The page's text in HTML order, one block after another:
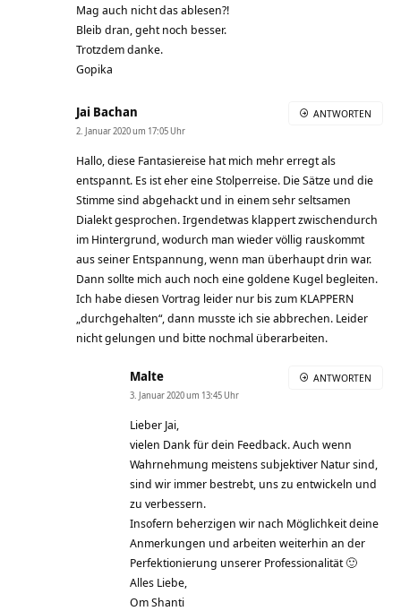
Mag auch nicht das ablesen?!
Bleib dran, geht noch besser.
Trotzdem danke.
Gopika
Jai Bachan
2. Januar 2020 um 17:05 Uhr
Hallo, diese Fantasiereise hat mich mehr erregt als
entspannt. Es ist eher eine Stolperreise. Die Sätze und die
Stimme sind abgehackt und in einem sehr seltsamen
Dialekt gesprochen. Irgendetwas klappert zwischendurch
im Hintergrund, wodurch man wieder völlig rauskommt
aus seiner Entspannung, wenn man überhaupt drin war.
Dann sollte mich auch noch eine goldene Kugel begleiten.
Ich habe diesen Vortrag leider nur bis zum KLAPPERN
„durchgehalten“, dann musste ich sie abbrechen. Leider
nicht gelungen und bitte nochmal überarbeiten.
ANTWORTEN
Malte
3. Januar 2020 um 13:45 Uhr
Lieber Jai,
vielen Dank für dein Feedback. Auch wenn
Wahrnehmung meistens subjektiver Natur sind,
sind wir immer bestrebt, uns zu entwickeln und
zu verbessern.
Insofern beherzigen wir nach Möglichkeit deine
Anmerkungen und arbeiten weiterhin an der
Perfektionierung unserer Professionalität 🙂
Alles Liebe,
Om Shanti
ANTWORTEN